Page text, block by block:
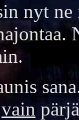
nyt
vain